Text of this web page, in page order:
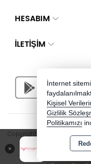
Güler Yüzlü
HESABIM
İLETIŞIM
Copyright 2026
İnternet
Kişisel
Gizlilik
Politikamızı